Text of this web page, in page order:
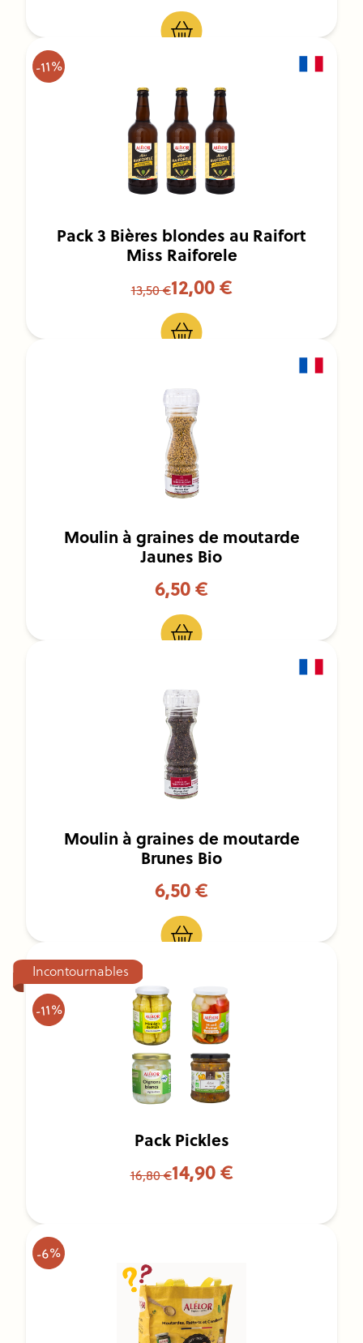
-11%
Pack 3 Bières blondes au Raifort
Miss Raiforele
13,50 €12,00 €
Moulin à graines de moutarde
Jaunes Bio
6,50 €
Moulin à graines de moutarde
Brunes Bio
6,50 €
Incontournables
-11%
Pack Pickles
16,80 €14,90 €
-6%